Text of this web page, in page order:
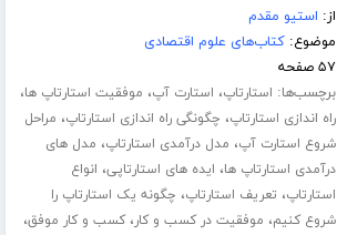
از: استیو مقدم
موضوع:کتاب‌های علوم اقتصادی
۵۷ صفحه
برچسب‌ها: استارتاپ، استارت آپ، موفقیت استارتاپ ها،
راه اندازی استارتاپ، چگونگی راه اندازی استارتاپ، مراحل
شروع استارت آپ، مدل درآمدی استارتاپ، مدل های
درآمدی استارتاپ ها، ایده های استارتاپی، انواع
استارتاپ، تعریف استارتاپ، چگونه یک استارتاپ را
شروع کنیم، موفقیت در کسب و کار،کسب و کار موفق،